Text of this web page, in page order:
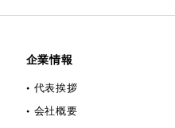
企業情報
代表挨拶
会社概要